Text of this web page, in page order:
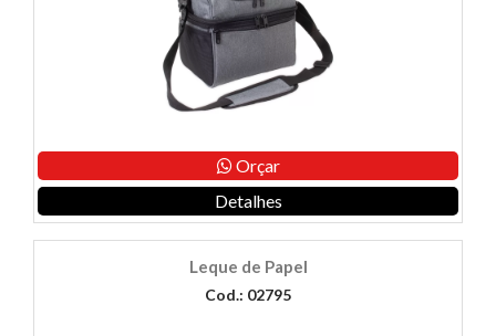
Orçar
Detalhes
Leque de Papel
Cod.: 02795